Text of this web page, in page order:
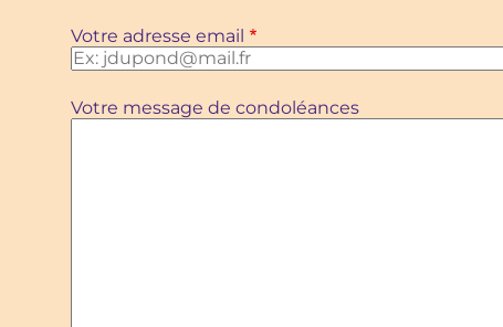
Votre adresse email
Votre message de condoléances